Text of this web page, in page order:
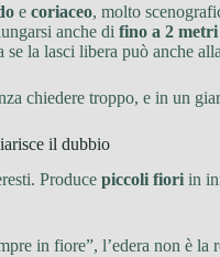
e coriaceo, molto
anche di fino a 2 metri
se la lasci libera può anche
chiedere troppo, e in un
il dubbio
Produce piccoli fiori in
in fiore”, l’edera non è